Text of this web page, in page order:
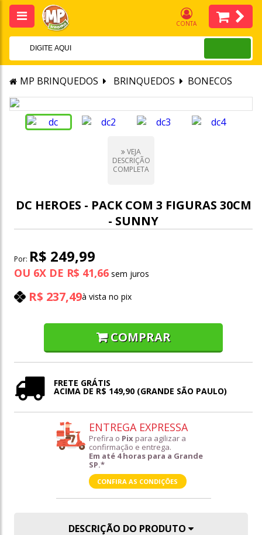
CONTA
MP BRINQUEDOS BRINQUEDOS BONECOS
VEJA
DESCRIÇÃO
COMPLETA
DC HEROES - PACK COM 3 FIGURAS 30CM
- SUNNY
Por: R$ 249,99
OU 6X DE R$ 41,66
R$ 237,49à vista no pix
COMPRAR
FRETE GRÁTIS
ACIMA DE R$ 149,90 (GRANDE SÃO PAULO)
ENTREGA EXPRESSA
Prefira o Pix para agilizar a
confirmação e entrega.
Em até 4 horas para a Grande
SP.*
CONFIRA AS CONDIÇÕES
DESCRIÇÃO DO PRODUTO